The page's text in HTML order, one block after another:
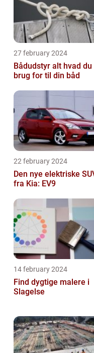
27 february 2024
Bådudstyr alt hvad du har
brug for til din båd
22 february 2024
Den nye elektriske
fra Kia: EV9
14 february 2024
Find dygtige malere i
Slagelse